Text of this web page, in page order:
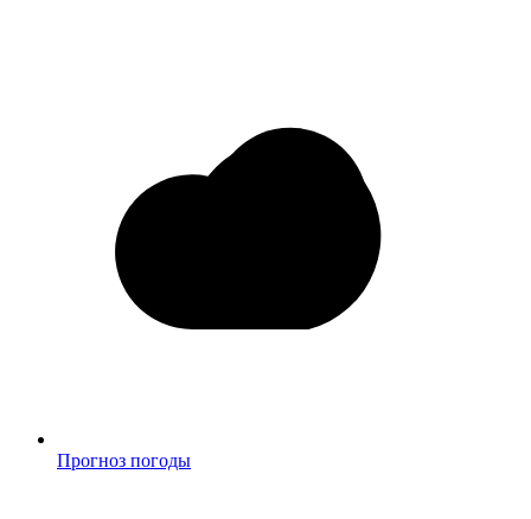
Прогноз погоды